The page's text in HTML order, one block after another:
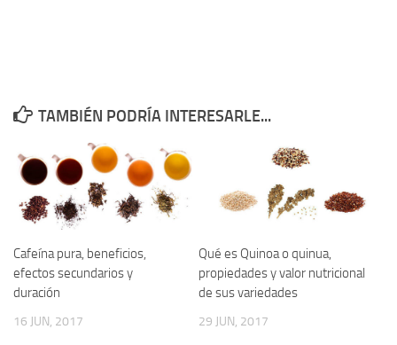
TAMBIÉN PODRÍA INTERESARLE...
Cafeína pura, beneficios,
efectos secundarios y
duración
16 JUN, 2017
Qué es Quinoa o quinua,
propiedades y valor nutricional
de sus variedades
29 JUN, 2017